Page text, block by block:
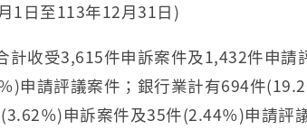
1日至113年12月31日)
計收受3,615件申訴案件及1,432件申
)申請評議案件；銀行業計有694件
％)申訴案件及35件(2.44％)申請評